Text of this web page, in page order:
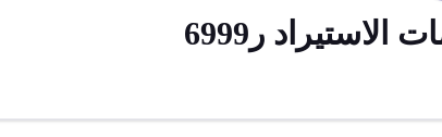
الاستيراد ر6999